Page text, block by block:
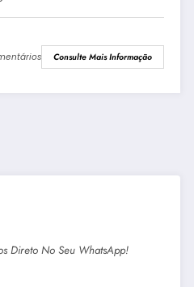
Consulte Mais Informação
Direto No Seu WhatsApp!